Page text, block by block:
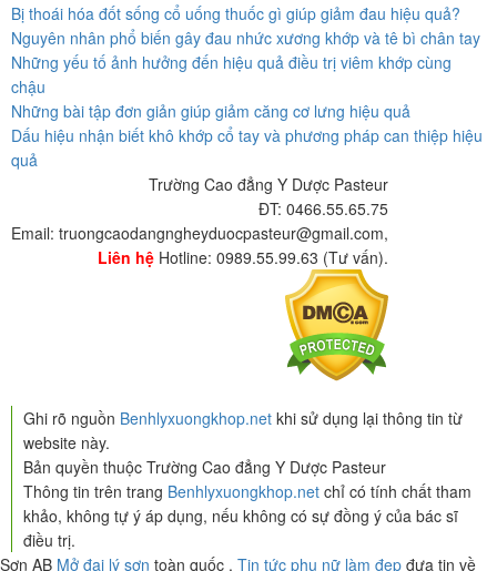
Bị thoái hóa đốt sống cổ uống thuốc gì giúp giảm đau hiệu quả?
Nguyên nhân phổ biến gây đau nhức xương khớp và tê bì chân tay
Những yếu tố ảnh hưởng đến hiệu quả điều trị viêm khớp cùng
chậu
Những bài tập đơn giản giúp giảm căng cơ lưng hiệu quả
Dấu hiệu nhận biết khô khớp cổ tay và phương pháp can thiệp hiệu
quả
Trường Cao đẳng Y Dược Pasteur
ĐT: 0466.55.65.75
Email: truongcaodangngheyduocpasteur@gmail.com,
Liên hệ Hotline: 0989.55.99.63 (Tư vấn).
Ghi rõ nguồn Benhlyxuongkhop.net khi sử dụng lại thông tin từ
website này.
Bản quyền thuộc Trường Cao đẳng Y Dược Pasteur
Thông tin trên trang Benhlyxuongkhop.net chỉ có tính chất tham
khảo, không tự ý áp dụng, nếu không có sự đồng ý của bác sĩ
điều trị.
Sơn AB Mở đại lý sơn toàn quốc , Tin tức phụ nữ làm đẹp đưa tin về